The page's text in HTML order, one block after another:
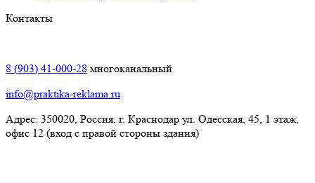
Контакты
8 (903) 41-000-28 многоканальный
info@praktika-reklama.ru
Адрес: 350020, Россия, г. Краснодар ул. Одесская, 45, 1 этаж,
офис 12 (вход с правой стороны здания)